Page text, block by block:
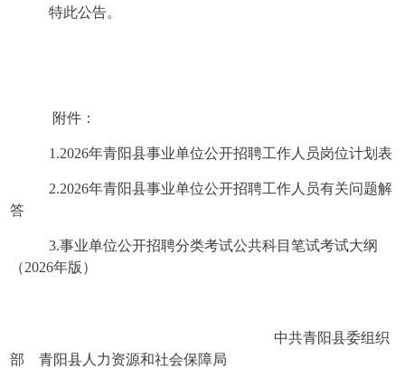
特此公告。
附件：
1.2026年青阳县事业单位公开招聘工作人员岗位计划表
2.2026年青阳县事业单位公开招聘工作人员有关问题解
答
3.事业单位公开招聘分类考试公共科目笔试考试大纲
（2026年版）
中共青阳县委组织
部 青阳县人力资源和社会保障局